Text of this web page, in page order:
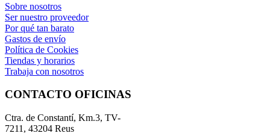
Sobre nosotros
Ser nuestro proveedor
Por qué tan barato
Gastos de envío
Política de Cookies
Tiendas y horarios
Trabaja con nosotros
CONTACTO OFICINAS
Ctra. de Constantí, Km.3, TV-
7211, 43204 Reus